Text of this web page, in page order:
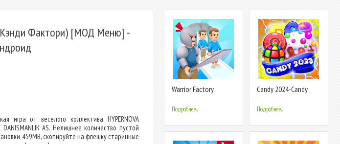
Фактори) [МОД Меню] -
игра от веселого коллектива HYPERNOVA
DANISMANLIK AS. Нелишнее количество пустой
459MB, скопируйте на флешку старинные
Warrior Factory
Подробнее...
Candy 2024-Candy
Подробнее...